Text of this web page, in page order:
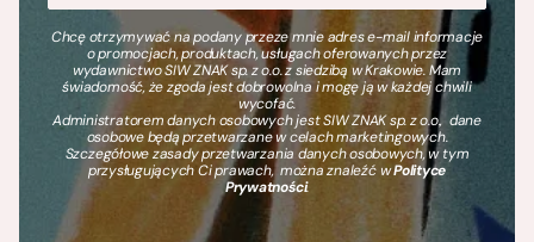
Chcę otrzymywać na podany przeze mnie adres e-mail informacje
o promocjach, produktach, usługach oferowanych przez
wydawnictwo SIW ZNAK sp. z o.o. z siedzibą w Krakowie. Mam
świadomość, że zgoda jest dobrowolna i mogę ją w każdej chwili
wycofać.
Administratorem danych osobowych jest SIW ZNAK sp. z o.o., dane
osobowe będą przetwarzane w celach marketingowych.
Szczegółowe zasady przetwarzania danych osobowych, w tym
przysługujących Ci prawach, można znaleźć wPolityce
Prywatności.